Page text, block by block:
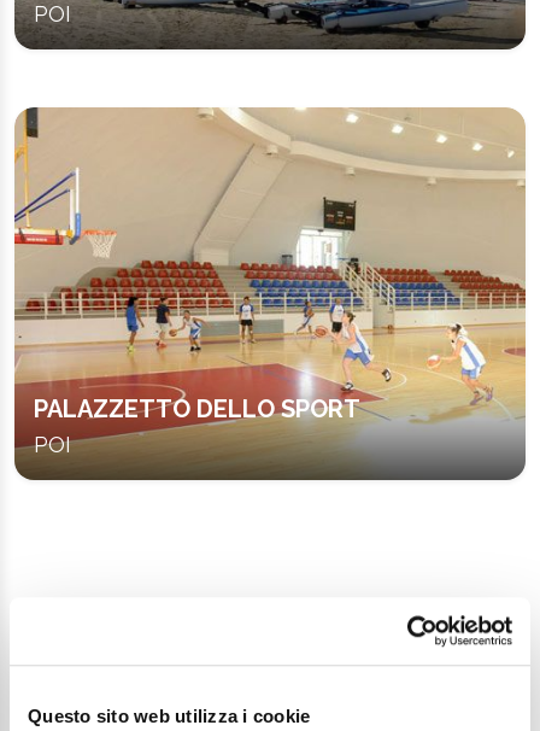
Questo sito web utilizza i cookie
POI
PALAZZETTO DELLO SPORT
POI
Continue exploring